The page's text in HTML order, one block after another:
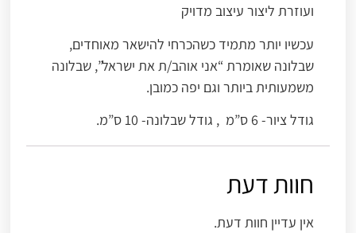
ועוזרת ליצור עיצוב מדויק
עכשיו יותר מתמיד כשהכרחי להישאר מאוחדים,
שבלונה שאומרת “אני אוהב/ת את ישראל”, שבלונה
משמעותית ביותר וגם יפה כמובן.
גודל ציור- 6 ס”מ , גודל שבלונה- 10 ס”מ.
חוות דעת
אין עדיין חוות דעת.